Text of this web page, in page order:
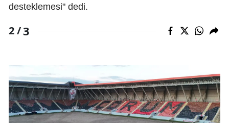
desteklemesi" dedi.
2 /3